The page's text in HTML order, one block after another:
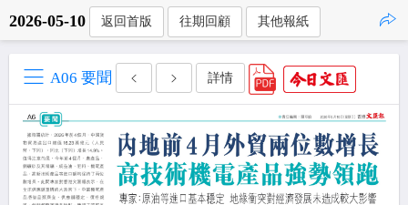
2026-05-10 返回首版 往期回顧 其他報紙
A06 要聞 詳情